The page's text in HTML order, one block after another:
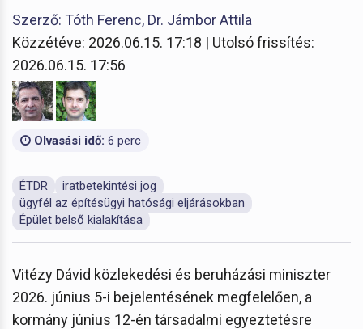
Szerző: Tóth Ferenc, Dr. Jámbor Attila
Közzétéve: 2026.06.15. 17:18 | Utolsó frissítés:
2026.06.15. 17:56
Olvasási idő: 6 perc
ÉTDR
iratbetekintési jog
ügyfél az építésügyi hatósági eljárásokban
Épület belső kialakítása
Vitézy Dávid közlekedési és beruházási miniszter
2026. június 5-i bejelentésének megfelelően, a
kormány június 12-én társadalmi egyeztetésre